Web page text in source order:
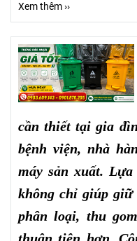
Xem thêm ››
cần thiết tại gia
bệnh viện, nhà
máy sản xuất.
không chỉ giúp
phân loại, thu